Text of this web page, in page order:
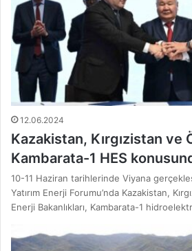
12.06.2024
Kazakistan, Kırgızistan ve
Kambarata-1 HES
10-11 Haziran tarihlerinde Viyana
Yatırım Enerji Forumu’nda Kazakistan,
Enerji Bakanlıkları, Kambarata-1